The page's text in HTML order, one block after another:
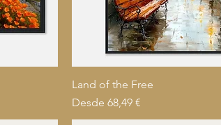
Land of the Free
Desde 68,49 €
Precio de oferta